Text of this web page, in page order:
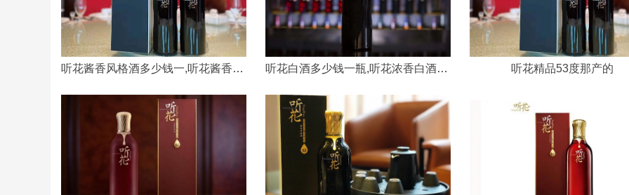
听花酱香风格酒多少钱一,听花酱香白酒价格一览表 听花白酒多少钱一瓶,听花浓香白酒价格一览表 听花精品53度那产的